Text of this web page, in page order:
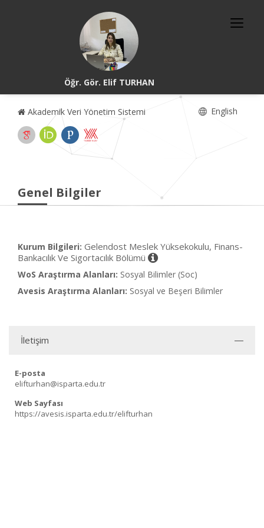
Öğr. Gör. Elif TURHAN
Akademik Veri Yönetim Sistemi English
Genel Bilgiler
Kurum Bilgileri: Gelendost Meslek Yüksekokulu, Finans-
Bankacılık Ve Sigortacılık Bölümü
WoS Araştırma Alanları: Sosyal Bilimler (Soc)
Avesis Araştırma Alanları: Sosyal ve Beşeri Bilimler
İletişim
E-posta
elifturhan@isparta.edu.tr
Web Sayfası
https://avesis.isparta.edu.tr/elifturhan